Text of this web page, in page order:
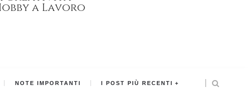
NOTE IMPORTANTI I POST PIÙ RECENTI